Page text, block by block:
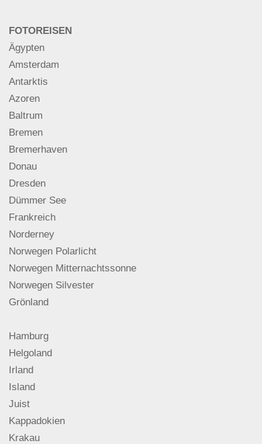
FOTOREISEN
Ägypten
Amsterdam
Antarktis
Azoren
Baltrum
Bremen
Bremerhaven
Donau
Dresden
Dümmer See
Frankreich
Norderney
Norwegen Polarlicht
Norwegen Mitternachtssonne
Norwegen Silvester
Grönland
Hamburg
Helgoland
Irland
Island
Juist
Kappadokien
Krakau